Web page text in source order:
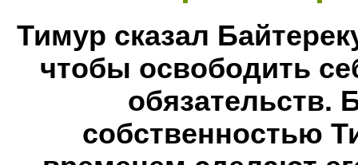
Тимур сказал
чтобы освободить
обязательств.
собственностью